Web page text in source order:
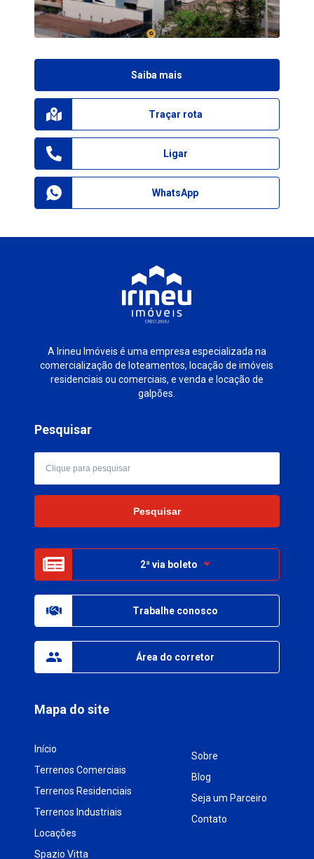
Saiba mais
Traçar rota
Ligar
WhatsApp
A Irineu Imóveis é uma empresa especializada na
comercialização de loteamentos, locação de imóveis
residenciais ou comerciais, e venda e locação de
galpões.
Mapa do site
Início
Terrenos Comerciais
Terrenos Residenciais
Terrenos Industriais
Locações
Spazio Vitta
Sobre
Blog
Seja um Parceiro
Contato
Pesquisar
2ª via boleto
Trabalhe conosco
Área do corretor